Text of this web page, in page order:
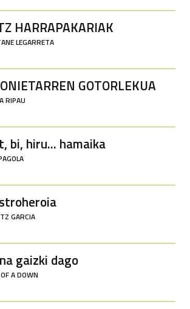
HARRAPAKARIAK
LEGARRETA
GOTORLEKUA
RIPAU
bi, hiru... hamaika
GARCIA
gaizki dago
A DOWN